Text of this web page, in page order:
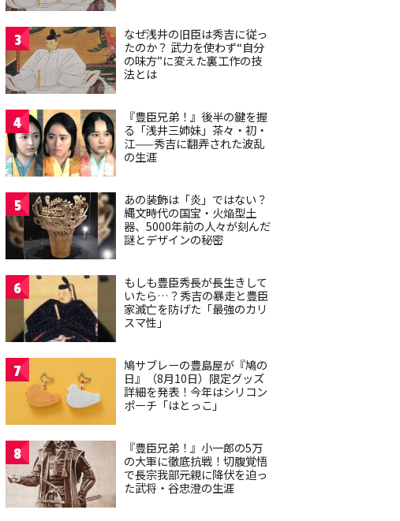
3
なぜ浅井の旧臣は秀吉に従っ
たのか？ 武力を使わず“自分
の味方”に変えた裏工作の技
法とは
4
『豊臣兄弟！』後半の鍵を握
る「浅井三姉妹」茶々・初・
江——秀吉に翻弄された波乱
の生涯
5
あの装飾は「炎」ではない？
縄文時代の国宝・火焔型土
器、5000年前の人々が刻んだ
謎とデザインの秘密
6
もしも豊臣秀長が長生きして
いたら…？秀吉の暴走と豊臣
家滅亡を防げた「最強のカリ
スマ性」
7
鳩サブレーの豊島屋が『鳩の
日』（8月10日）限定グッズ
詳細を発表！今年はシリコン
ポーチ「はとっこ」
8
『豊臣兄弟！』小一郎の5万
の大軍に徹底抗戦！切腹覚悟
で長宗我部元親に降伏を迫っ
た武将・谷忠澄の生涯